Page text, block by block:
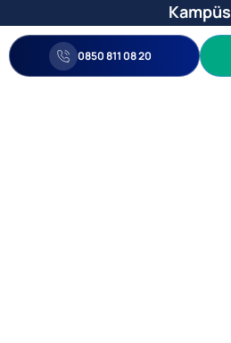
Kampüs
0850 811 08 20
0850 811 08 20